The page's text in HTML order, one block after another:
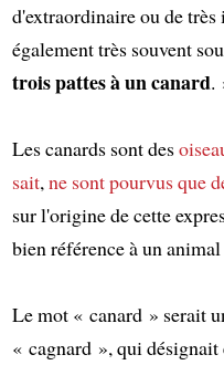
d'extraordinaire ou de
également très souvent
trois pattes à un canard.
Les canards sont des
sait, ne sont pourvus que
sur l'origine de cette
bien référence à un animal
Le mot « canard » serait
« cagnard », qui désignait